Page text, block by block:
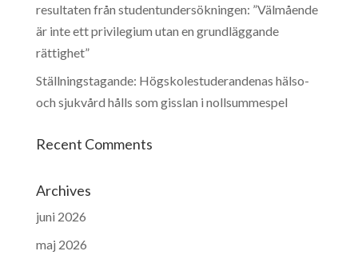
resultaten från studentundersökningen: ”Välmående
är inte ett privilegium utan en grundläggande
rättighet”
Ställningstagande: Högskolestuderandenas hälso-
och sjukvård hålls som gisslan i nollsummespel
Recent Comments
Archives
juni 2026
maj 2026